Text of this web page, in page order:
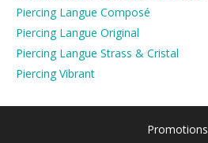
Piercing Langue Composé
Piercing Langue Original
Piercing Langue Strass & Cristal
Piercing Vibrant
Promotions